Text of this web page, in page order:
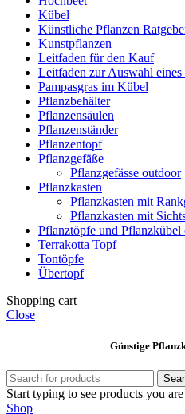
Kübel
Künstliche Pflanzen
Kunstpflanzen
Leitfaden für den Kauf
Leitfaden zur Auswahl
Pampasgras im Kübel
Pflanzbehälter
Pflanzensäulen
Pflanzenständer
Pflanzentopf
Pflanzgefäße
Pflanzgefässe outdoor
Pflanzkasten
Pflanzkasten mit
Pflanzkasten mit
Pflanztöpfe und
Terrakotta Topf
Tontöpfe
Übertopf
Shopping cart
Close
Günstige
Start typing to see products you
Shop